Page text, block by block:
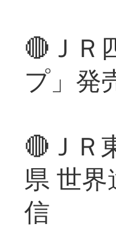
🔴ＪＲ
プ」発
🔴ＪＲ
県 世
信